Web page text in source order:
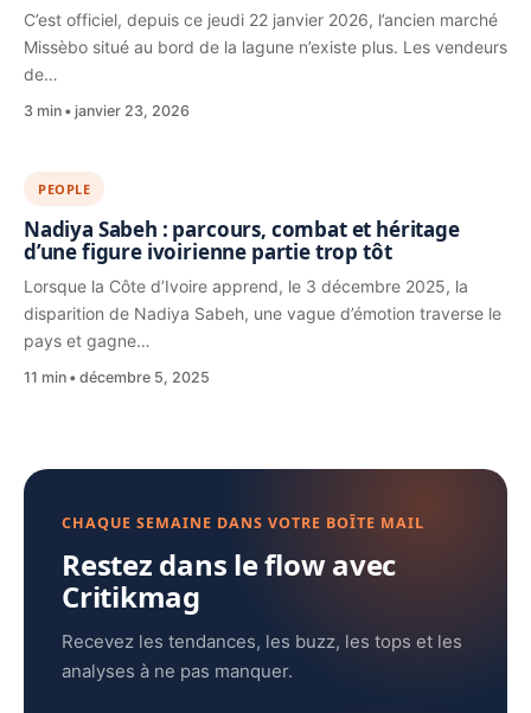
C’est officiel, depuis ce jeudi 22 janvier 2026, l’ancien marché
Missèbo situé au bord de la lagune n’existe plus. Les vendeurs
de…
3 min janvier 23, 2026
PEOPLE
Nadiya Sabeh : parcours, combat et héritage
d’une figure ivoirienne partie trop tôt
Lorsque la Côte d’Ivoire apprend, le 3 décembre 2025, la
disparition de Nadiya Sabeh, une vague d’émotion traverse le
pays et gagne…
11 min décembre 5, 2025
CHAQUE SEMAINE DANS VOTRE BOÎTE MAIL
Restez dans le flow avec
Critikmag
Recevez les tendances, les buzz, les tops et les
analyses à ne pas manquer.